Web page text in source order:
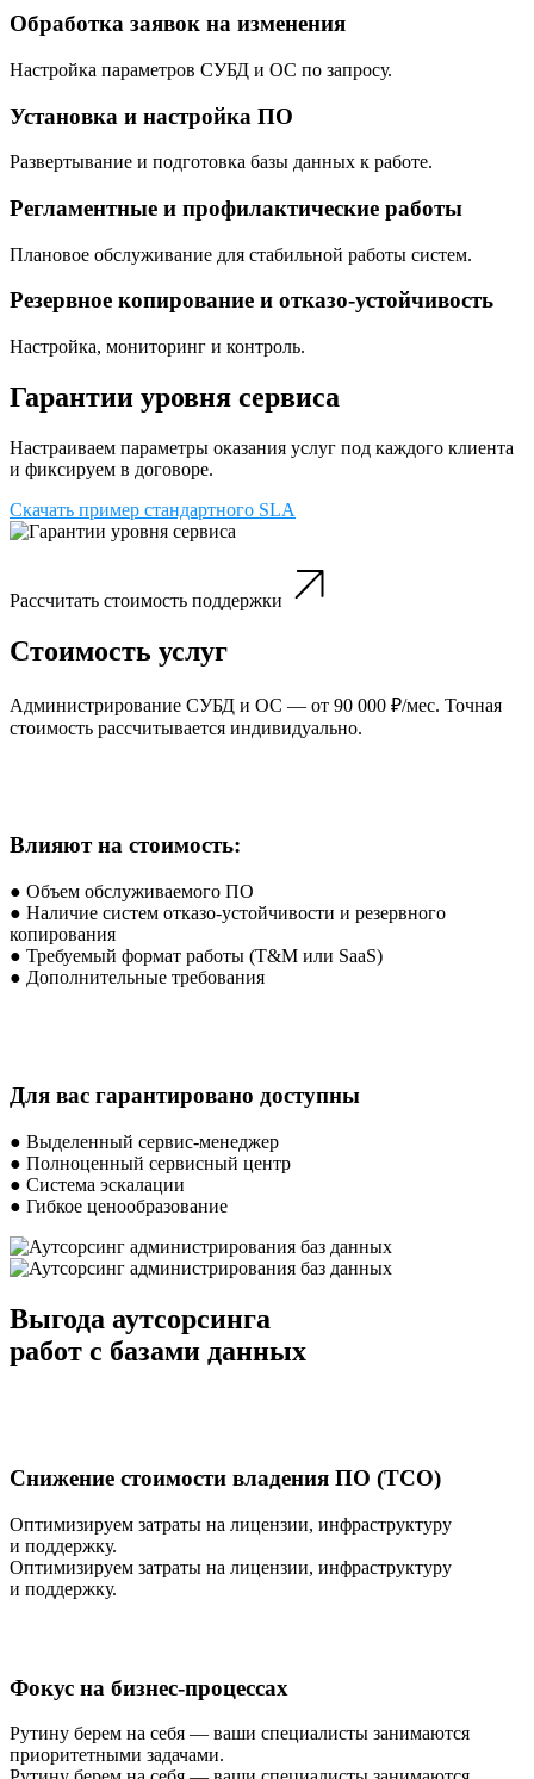
Обработка заявок на изменения
Настройка параметров СУБД и ОС по запросу.
Установка и настройка ПО
Развертывание и подготовка базы данных к работе.
Регламентные и профилактические работы
Плановое обслуживание для стабильной работы систем.
Резервное копирование и отказо-устойчивость
Настройка, мониторинг и контроль.
Гарантии уровня сервиса
Настраиваем параметры оказания услуг под каждого клиента
и фиксируем в договоре.
Скачать пример стандартного SLA
Рассчитать стоимость поддержки
Стоимость услуг
Администрирование СУБД и ОС — от 90 000 ₽/мес. Точная
стоимость рассчитывается индивидуально.
Влияют на стоимость:
● Объем обслуживаемого ПО
● Наличие систем отказо-устойчивости и резервного
копирования
● Требуемый формат работы (T&M или SaaS)
● Дополнительные требования
Для вас гарантировано доступны
● Выделенный сервис-менеджер
● Полноценный сервисный центр
● Система эскалации
● Гибкое ценообразование
Выгода аутсорсинга
работ с базами данных
Снижение стоимости владения ПО (TCO)
Оптимизируем затраты на лицензии, инфраструктуру
и поддержку.
Оптимизируем затраты на лицензии, инфраструктуру
и поддержку.
Фокус на бизнес-процессах
Рутину берем на себя — ваши специалисты занимаются
приоритетными задачами.